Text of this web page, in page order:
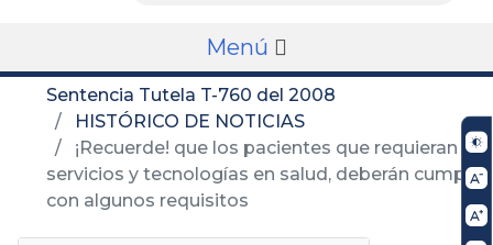
Menú
Sentencia Tutela T-760 del 2008
HISTÓRICO DE NOTICIAS
¡Recuerde! que los pacientes que requieran
servicios y tecnologías en salud, deberán cumplir
con algunos requisitos